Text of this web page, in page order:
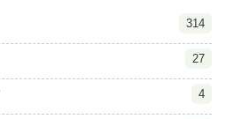
314
27
4